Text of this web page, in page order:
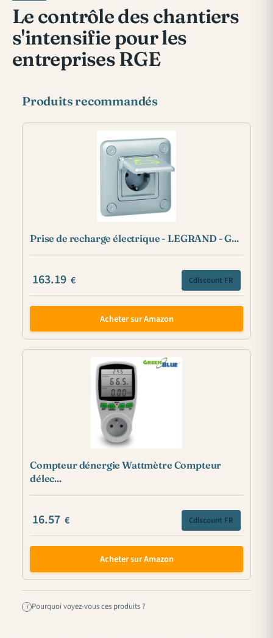
Le contrôle des chantiers
s'intensifie pour les
entreprises RGE
Produits recommandés
Prise de recharge électrique - LEGRAND - G...
163.19 € Cdiscount FR
Acheter sur Amazon
Compteur dénergie Wattmètre Compteur
délec...
16.57 € Cdiscount FR
Acheter sur Amazon
i Pourquoi voyez-vous ces produits ?